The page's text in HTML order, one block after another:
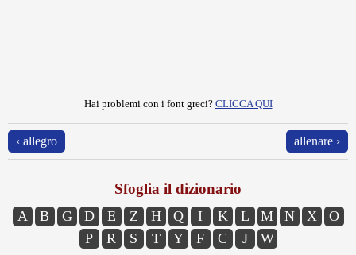
Hai problemi con i font greci? CLICCA QUI
‹ allegro allenare ›
Sfoglia il dizionario
A B G D E Z H Q I K L M N X
O
P
R S T Y F C J W